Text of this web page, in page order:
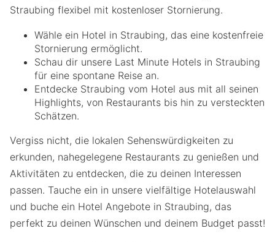
Straubing flexibel mit kostenloser Stornierung.
Wähle ein Hotel in Straubing, das eine kostenfreie
Stornierung ermöglicht.
Schau dir unsere Last Minute Hotels in Straubing
für eine spontane Reise an.
Entdecke Straubing vom Hotel aus mit all seinen
Highlights, von Restaurants bis hin zu versteckten
Schätzen.
Vergiss nicht, die lokalen Sehenswürdigkeiten zu
erkunden, nahegelegene Restaurants zu genießen und
Aktivitäten zu entdecken, die zu deinen Interessen
passen. Tauche ein in unsere vielfältige Hotelauswahl
und buche ein Hotel Angebote in Straubing, das
perfekt zu deinen Wünschen und deinem Budget passt!